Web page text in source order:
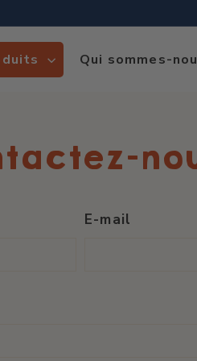
Qui sommes-
E-mail